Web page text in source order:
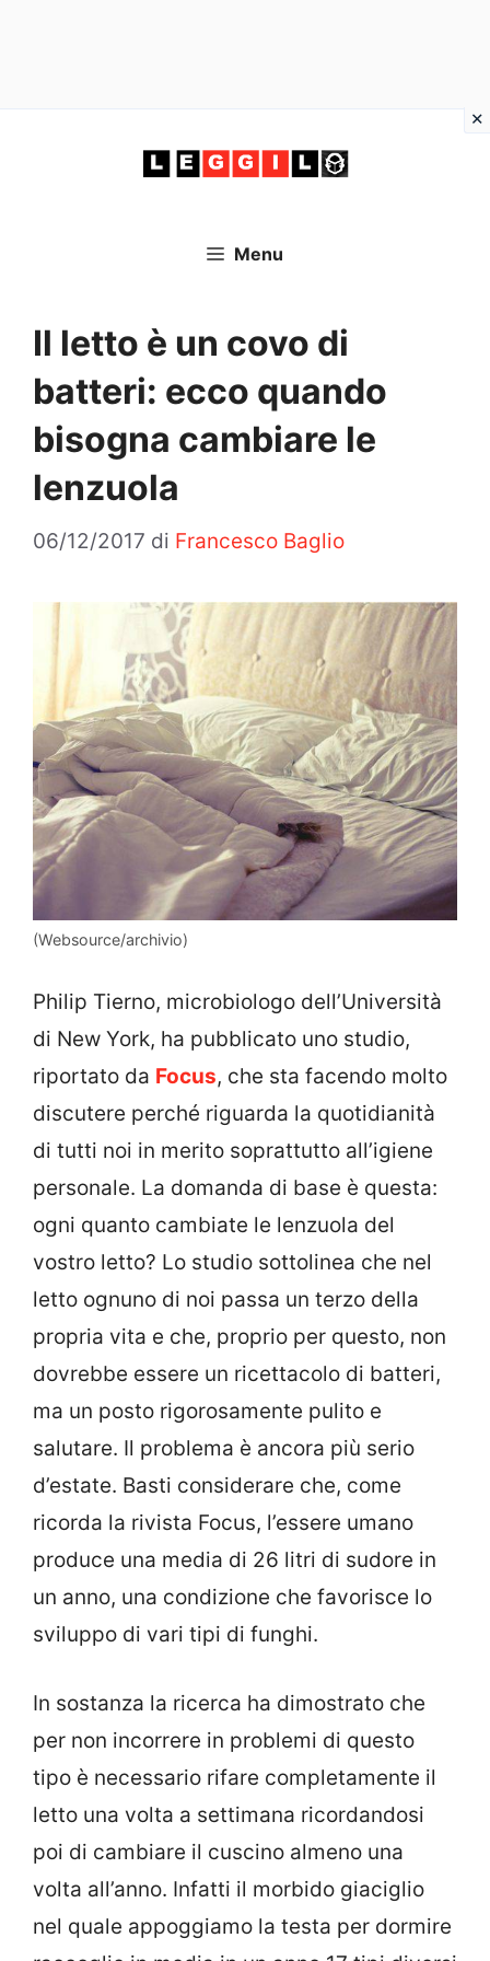
Menu
Il letto è un covo di
batteri: ecco quando
bisogna cambiare le
lenzuola
06/12/2017 di Francesco Baglio
(Websource/archivio)
Philip Tierno, microbiologo dell’Università
di New York, ha pubblicato uno studio,
riportato da Focus, che sta facendo molto
discutere perché riguarda la quotidianità
di tutti noi in merito soprattutto all’igiene
personale. La domanda di base è questa:
ogni quanto cambiate le lenzuola del
vostro letto? Lo studio sottolinea che nel
letto ognuno di noi passa un terzo della
propria vita e che, proprio per questo, non
dovrebbe essere un ricettacolo di batteri,
ma un posto rigorosamente pulito e
salutare. Il problema è ancora più serio
d’estate. Basti considerare che, come
ricorda la rivista Focus, l’essere umano
produce una media di 26 litri di sudore in
un anno, una condizione che favorisce lo
sviluppo di vari tipi di funghi.
In sostanza la ricerca ha dimostrato che
per non incorrere in problemi di questo
tipo è necessario rifare completamente il
letto una volta a settimana ricordandosi
poi di cambiare il cuscino almeno una
volta all’anno. Infatti il morbido giaciglio
nel quale appoggiamo la testa per dormire